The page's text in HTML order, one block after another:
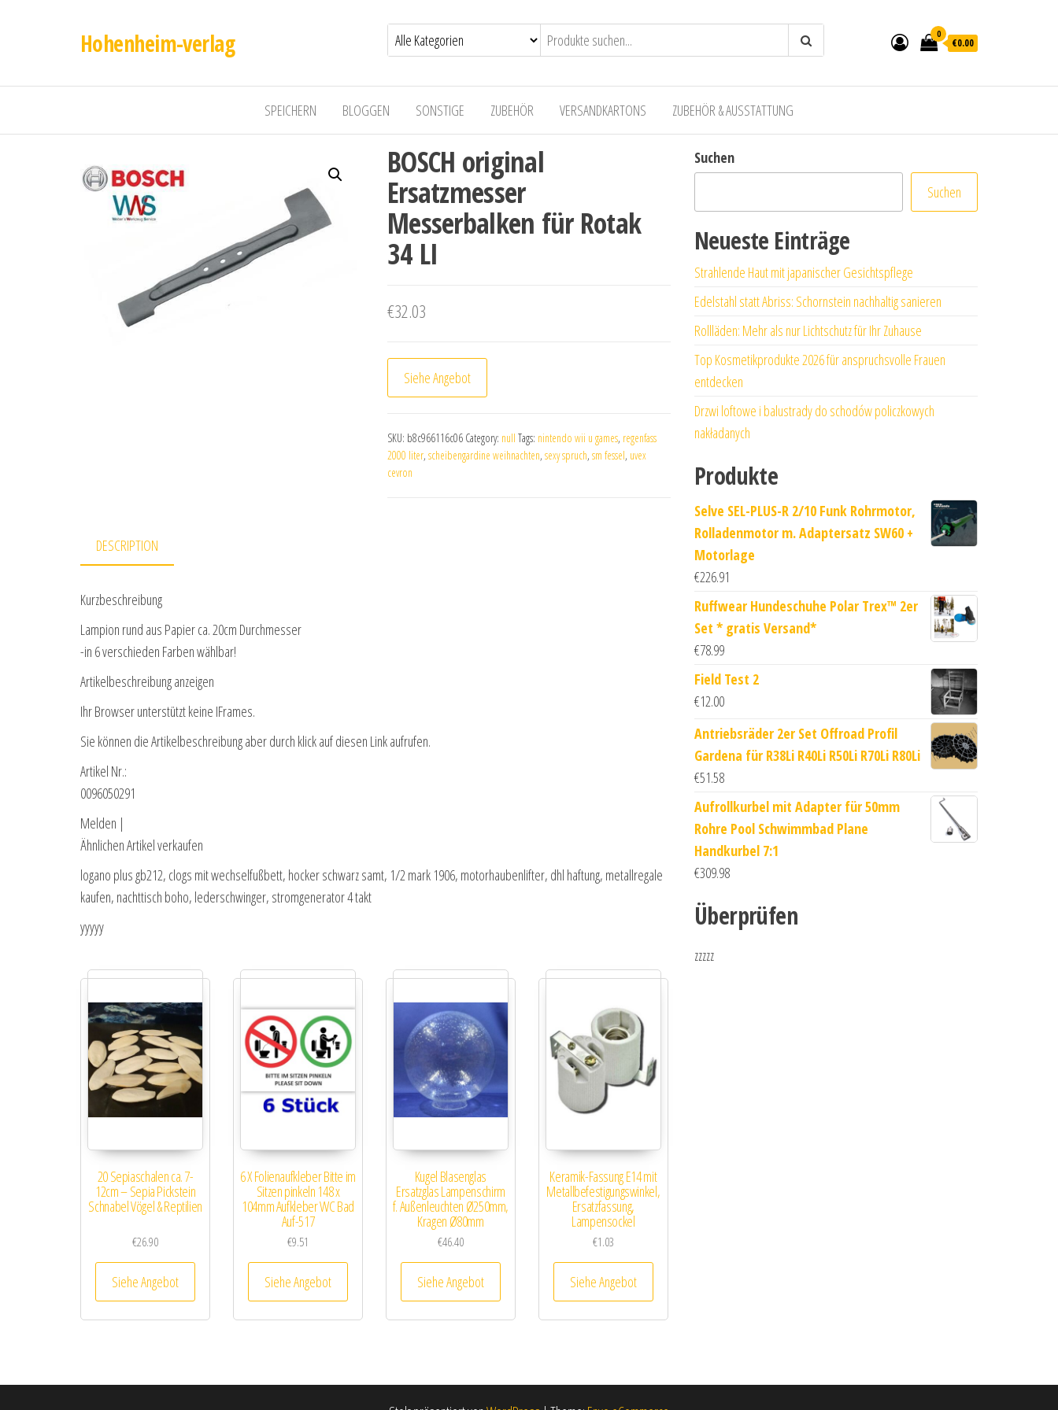
Hohenheim-verlag 0
€0.00
SPEICHERN BLOGGEN SONSTIGE ZUBEHÖR VERSANDKARTONS ZUBEHÖR & AUSSTATTUNG
BOSCH original
Ersatzmesser
Messerbalken für Rotak
34 LI
€32.03
Siehe Angebot
SKU: b8c966116c06 Category: null Tags: nintendo wii u games, regenfass
2000 liter, scheibengardine weihnachten, sexy spruch, sm fessel, uvex
cevron
DESCRIPTION
Kurzbeschreibung
Lampion rund aus Papier ca. 20cm Durchmesser
-in 6 verschieden Farben wählbar!
Artikelbeschreibung anzeigen
Ihr Browser unterstützt keine IFrames.
Sie können die Artikelbeschreibung aber durch klick auf diesen Link aufrufen.
Artikel Nr.:
0096050291
Melden |
Ähnlichen Artikel verkaufen
logano plus gb212, clogs mit wechselfußbett, hocker schwarz samt, 1/2 mark 1906, motorhaubenlifter, dhl haftung, metallregale
kaufen, nachttisch boho, lederschwinger, stromgenerator 4 takt
yyyyy
20 Sepiaschalen ca. 7-
12cm – Sepia Pickstein
Schnabel Vögel & Reptilien
€26.90
Siehe Angebot
6 X Folienaufkleber Bitte im
Sitzen pinkeln 148 x
104mm Aufkleber WC Bad
Auf-517
€9.51
Siehe Angebot
Kugel Blasenglas
Ersatzglas Lampenschirm
f. Außenleuchten Ø250mm,
Kragen Ø80mm
€46.40
Siehe Angebot
Keramik-Fassung E14 mit
Metallbefestigungswinkel,
Ersatzfassung,
Lampensockel
€1.03
Siehe Angebot
Suchen
Suchen
Neueste Einträge
Strahlende Haut mit japanischer Gesichtspflege
Edelstahl statt Abriss: Schornstein nachhaltig sanieren
Rollläden: Mehr als nur Lichtschutz für Ihr Zuhause
Top Kosmetikprodukte 2026 für anspruchsvolle Frauen
entdecken
Drzwi loftowe i balustrady do schodów policzkowych
nakładanych
Produkte
Selve SEL-PLUS-R 2/10 Funk Rohrmotor,
Rolladenmotor m. Adaptersatz SW60 +
Motorlage
€226.91
Ruffwear Hundeschuhe Polar Trex™ 2er
Set * gratis Versand*
€78.99
Field Test 2
€12.00
Antriebsräder 2er Set Offroad Profil
Gardena für R38Li R40Li R50Li R70Li R80Li
€51.58
Aufrollkurbel mit Adapter für 50mm
Rohre Pool Schwimmbad Plane
Handkurbel 7:1
€309.98
Überprüfen
zzzzz